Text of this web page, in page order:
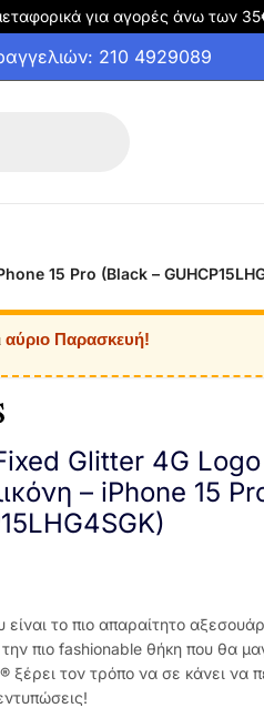
για αγορές άνω των
210 4929089
15 Pro (Black –
αύριο Παρασκευή!
Glitter 4G
– iPhone 15
είναι το πιο απαραίτητο
την πιο fashionable θήκη που θα
ξέρει τον τρόπο να σε κάνει να